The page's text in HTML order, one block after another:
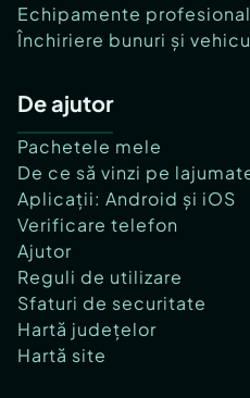
Echipamente
Închiriere bunuri și
De ajutor
Pachetele mele
De ce să vinzi pe
Aplicații: Android și iOS
Verificare telefon
Ajutor
Reguli de utilizare
Sfaturi de securitate
Hartă județelor
Hartă site